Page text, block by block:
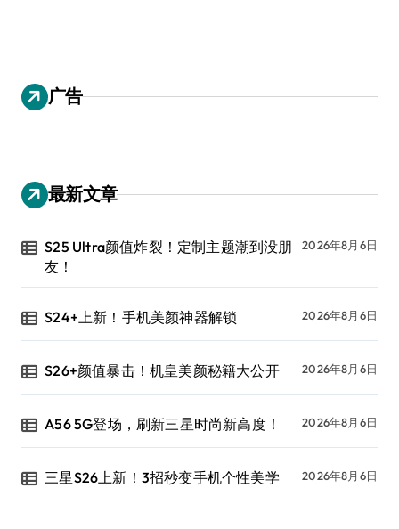
广告
最新文章
S25 Ultra颜值炸裂！定制主题潮到没朋
友！
2026年8月6日
S24+上新！手机美颜神器解锁 2026年8月6日
S26+颜值暴击！机皇美颜秘籍大公开 2026年8月6日
A56 5G登场，刷新三星时尚新高度！ 2026年8月6日
三星S26上新！3招秒变手机个性美学 2026年8月6日